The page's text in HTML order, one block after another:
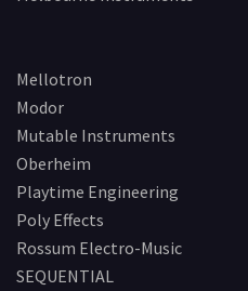
Mellotron
Modor
Mutable Instruments
Oberheim
Playtime Engineering
Poly Effects
Rossum Electro-Music
SEQUENTIAL